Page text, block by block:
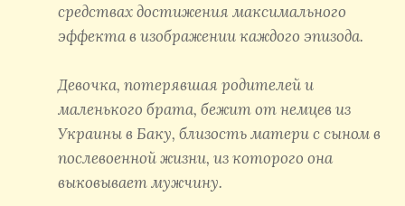
средствах достижения максимального
эффекта в изображении каждого эпизода.
Девочка, потерявшая родителей и
маленького брата, бежит от немцев из
Украины в Баку, близость матери с сыном в
послевоенной жизни, из которого она
выковывает мужчину.